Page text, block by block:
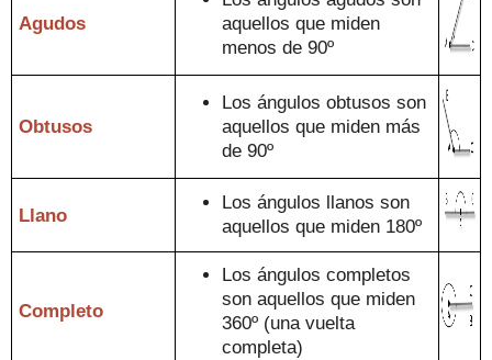
Agudos
aquellos que miden
menos de 90º
Obtusos
Los ángulos obtusos son
aque llos que miden más
de 90º
Llano
Los ángulos llanos son
aquellos que miden 180º
Completo
Los ángulos completos
son aquellos que miden
360º (unavuelta
completa)